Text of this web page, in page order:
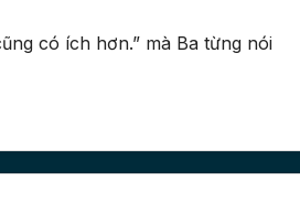
có ích hơn.” mà Ba từng nói